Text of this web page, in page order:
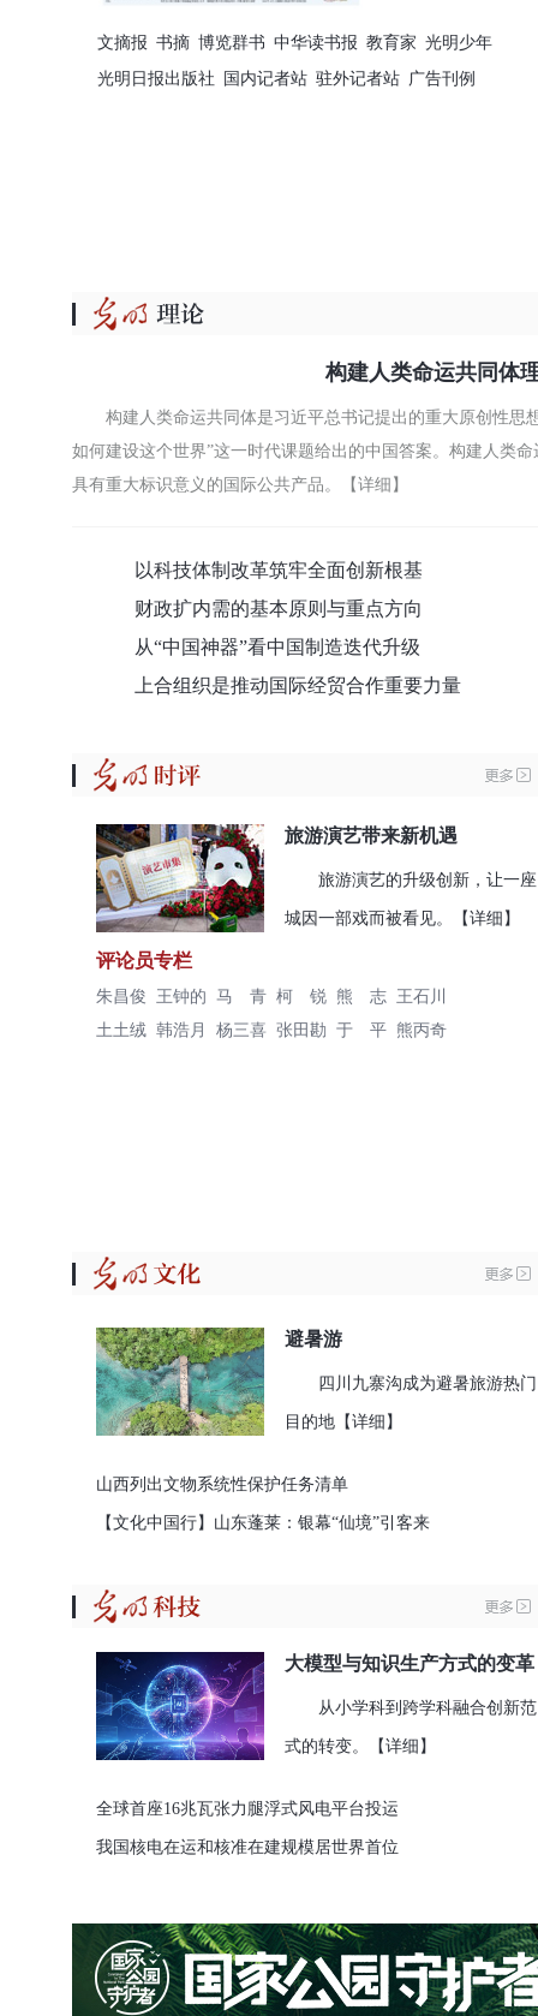
文摘报 书摘 博览群书 中华读书报 教育家 光明少年
光明日报出版社
国内记者站 驻外记者站 广告刊例
构建人类命运共同体
构建人类命运共同体是习近平总书记提出的重大原创性思
如何建设这个世界”这一时代课题给出的中国答案。构建人类
具有重大标识意义的国际公共产品。
【详细】
以科技体制改革筑牢全面创新根基
财政扩内需的基本原则与重点方向
从“中国神器”看中国制造迭代升级
上合组织是推动国际经贸合作重要力量
旅游演艺带来新机遇
旅游演艺的升级创新，让一座
城因一部戏而被看见。 【详细】
评论员专栏
朱昌俊 王钟的 马 青 柯 锐 熊 志 王石川
土土绒 韩浩月 杨三喜 张田勘 于 平 熊丙奇
避暑游
四川九寨沟成为避暑旅游热门
目的地 【详细】
山西列出文物系统性保护任务清单
【文化中国行】山东蓬莱：银幕“仙境”引客来
大模型与知识生产方式的变革
从小学科到跨学科融合创新范
式的转变。 【详细】
全球首座16兆瓦张力腿浮式风电平台投运
我国核电在运和核准在建规模居世界首位